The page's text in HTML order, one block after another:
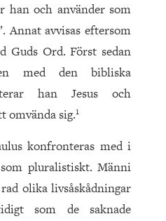
han och använder som
Annat avvisas eftersom
Guds Ord. Först sedan
med den bibliska
han Jesus och
omvända sig.1
konfronteras med i
pluralistiskt. Männi
olika livsåskådningar
som de saknade